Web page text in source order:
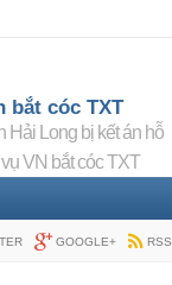
bắt cóc TXT
Hải Long bị kết án hỗ
VN bắt cóc TXT
GOOGLE+ RSS